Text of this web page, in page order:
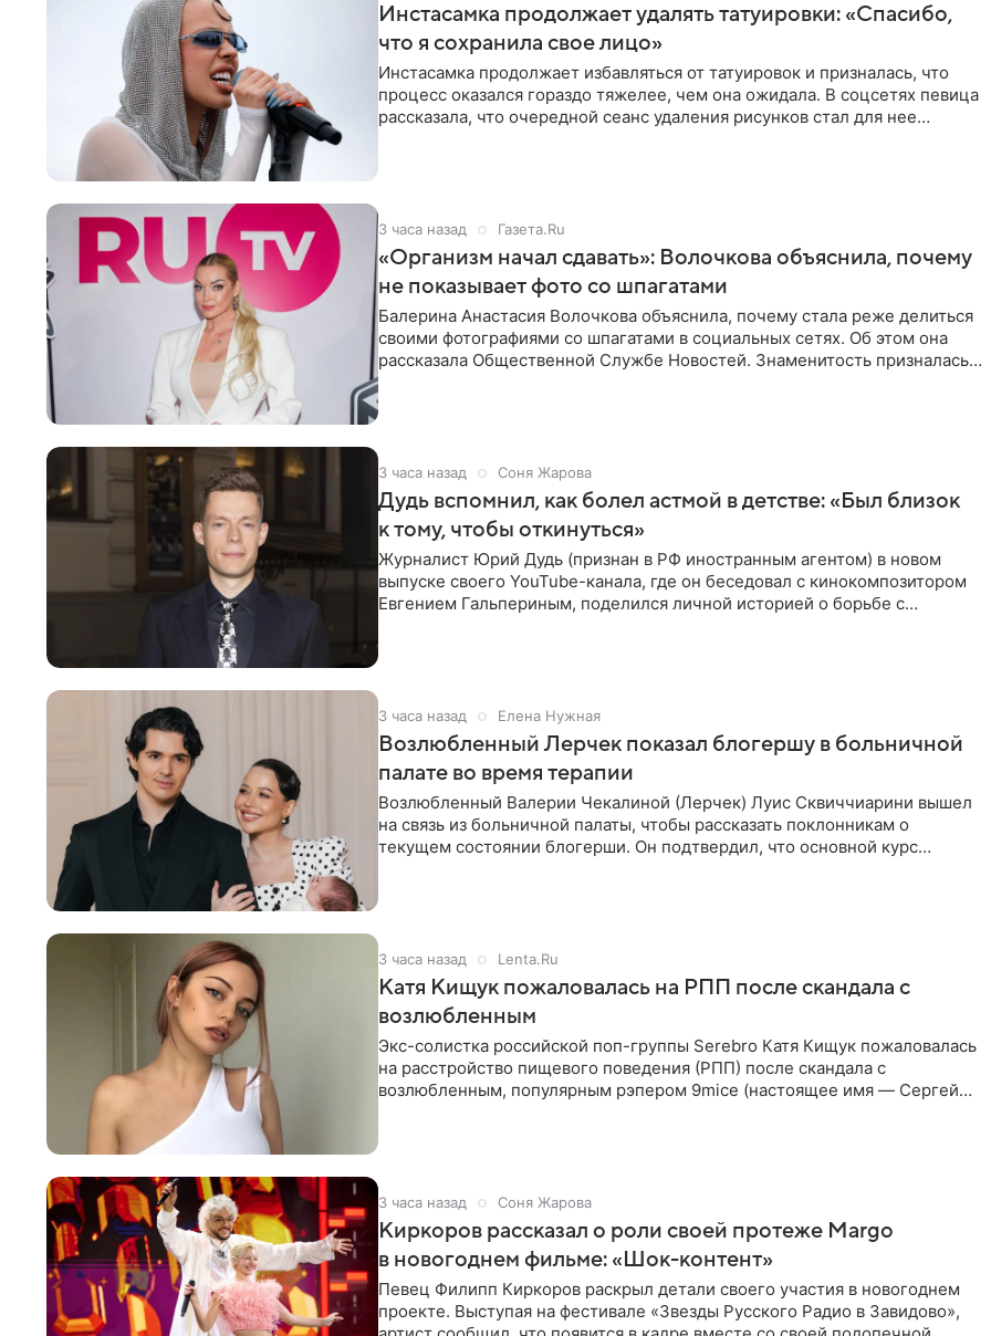
Инстасамка продолжает удалять татуировки: «Спасибо,
что я сохранила свое лицо»
Инстасамка продолжает избавляться от татуировок и призналась, что
процесс оказался гораздо тяжелее, чем она ожидала. В соцсетях певица
рассказала, что очередной сеанс удаления рисунков стал для нее
3 часа назад Газета.Ru
«Организм начал сдавать»: Волочкова объяснила, почему
не показывает фото со шпагатами
Балерина Анастасия Волочкова объяснила, почему стала реже делиться
своими фотографиями со шпагатами в социальных сетях. Об этом она
рассказала Общественной Службе Новостей. Знаменитость призналась,
3 часа назад Соня Жарова
Дудь вспомнил, как болел астмой в детстве: «Был близок
к тому, чтобы откинуться»
Журналист Юрий Дудь (признан в РФ иностранным агентом) в новом
выпуске своего YouTube-канала, где он беседовал с кинокомпозитором
Евгением Гальпериным, поделился личной историей о борьбе с
3 часа назад Елена Нужная
Возлюбленный Лерчек показал блогершу в больничной
палате во время терапии
Возлюбленный Валерии Чекалиной (Лерчек) Луис Сквиччиарини вышел
на связь из больничной палаты, чтобы рассказать поклонникам о
текущем состоянии блогерши. Он подтвердил, что основной курс
3 часа назад Lenta.Ru
Катя Кищук пожаловалась на РПП после скандала с
возлюбленным
Экс-солистка российской поп-группы Serebro Катя Кищук пожаловалась
на расстройство пищевого поведения (РПП) после скандала с
возлюбленным, популярным рэпером 9mice (настоящее имя — Сергей
3 часа назад Соня Жарова
Киркоров рассказал о роли своей протеже Margo
в новогоднем фильме: «Шок-контент»
Певец Филипп Киркоров раскрыл детали своего участия в новогоднем
проекте. Выступая на фестивале «Звезды Русского Радио в Завидово»,